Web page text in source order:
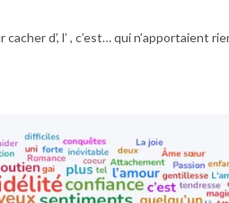
d’, l’ , c’est… qui n’apportaient